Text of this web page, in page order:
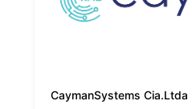
CaymanSystems Cia.Ltda